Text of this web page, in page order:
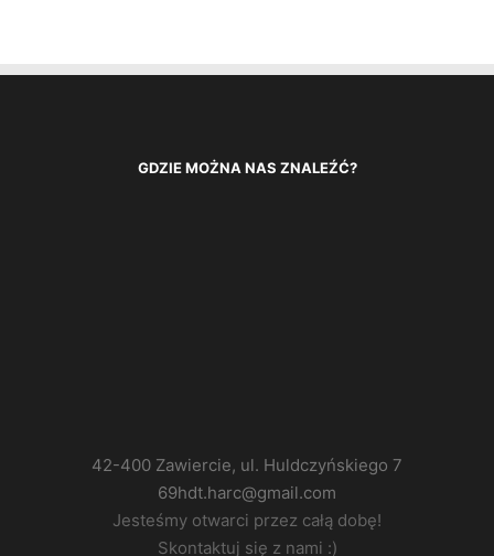
GDZIE MOŻNA NAS ZNALEŹĆ?
42-400 Zawiercie, ul. Huldczyńskiego 7
69hdt.harc@gmail.com
Jesteśmy otwarci przez całą dobę!
Skontaktuj się z nami :)